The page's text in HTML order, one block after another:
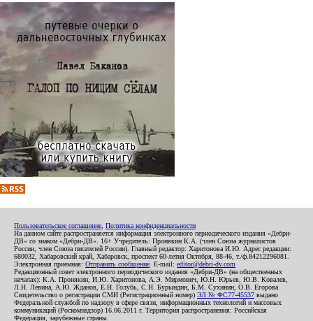
Пользовательское соглашение Политика конфиденциальности
На данном сайте распространяется информация электронного периодического издания «Дебри-
ДВ» со знаком «Дебри-ДВ». 16+ Учредитель: Пронякин К.А. (член Союза журналистов
России, член Союза писателей России). Главный редактор: Харитонова И.Ю. Адрес редакции:
680032, Хабаровский край, Хабаровск, проспект 60-летия Октября, 88-46, т./ф.84212296081.
Электронная приемная: Отправить сообщение . E-mail: editor@debri-dv.com
Редакционный совет электронного периодического издания «Дебри-ДВ» (на общественных
началах): К.А. Пронякин, И.Ю. Харитонова, А.Э. Мирмович, Ю.Н. Юрьев, Ю.В. Ковалев,
Л.Н. Левина, А.Ю. Жданов, Е.Н. Голубь, С.Н. Бурындин, Б.М. Сухинин, О.В. Егорова
Свидетельство о регистрации СМИ (Регистрационный номер) ЭЛ № ФС77-45537 выдано
Федеральной службой по надзору в сфере связи, информационных технологий и массовых
коммуникаций (Роскомнадзор) 16.06.2011 г. Территория распространения: Российская
Федерация, зарубежные страны.